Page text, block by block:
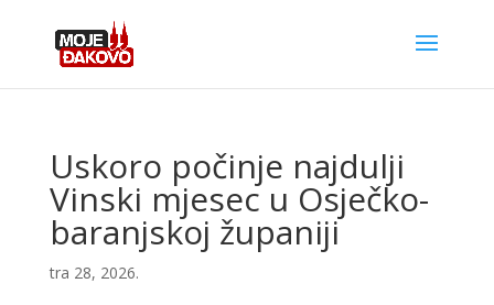
Uskoro počinje najdulji
Vinski mjesec u Osječko-
baranjskoj županiji
tra 28, 2026.